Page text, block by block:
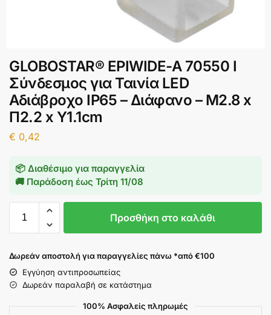
GLOBOSTAR® EPIWIDE-A 70550 I
Σύνδεσμος για Ταινία LED
Αδιάβροχο IP65 – Διάφανο – Μ2.8 x
Π2.2 x Υ1.1cm
€ 0,42
📦 Διαθέσιμο για παραγγελία
🚚 Παράδοση έως Τρίτη 11/08
Προσθήκη στο καλάθι
Δωρεάν αποστολή για παραγγελίες πάνω *από €100
Εγγύηση αντιπροσωπείας
Δωρεάν παραλαβή σε κατάστημα
100% Ασφαλείς πληρωμές